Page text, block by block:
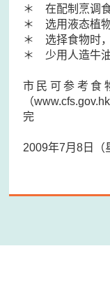
＊ 在配制烹调食
＊ 选用液态植物
＊ 选择食物时
＊ 少用人造牛油
市民可参考食
（
完
2009年7月8日（